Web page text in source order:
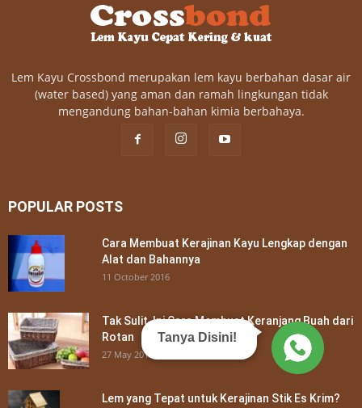
Lem Kayu Crossbond merupakan lem kayu berbahan dasar air
(water based) yang aman dan ramah lingkungan tidak
mengandung bahan-bahan kimia berbahaya.
POPULAR POSTS
Cara Membuat Kerajinan Kayu Lengkap dengan
Alat dan Bahannya
11 October 2016
Tak Sulit, Ini Cara Membuat Keranjang Buah dari
Rotan
27 May 2018
Lem yang Tepat untuk Kerajinan Stik Es Krim?
Tanya Disini!